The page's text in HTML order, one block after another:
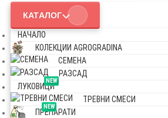
КАТАЛОГ
НАЧАЛО
КОЛЕКЦИИ AGROGRADINA
СЕМЕНА
РАЗСАД
NEW
ЛУКОВИЦИ
ТРЕВНИ СМЕСИ
NEW
ПРЕПАРАТИ